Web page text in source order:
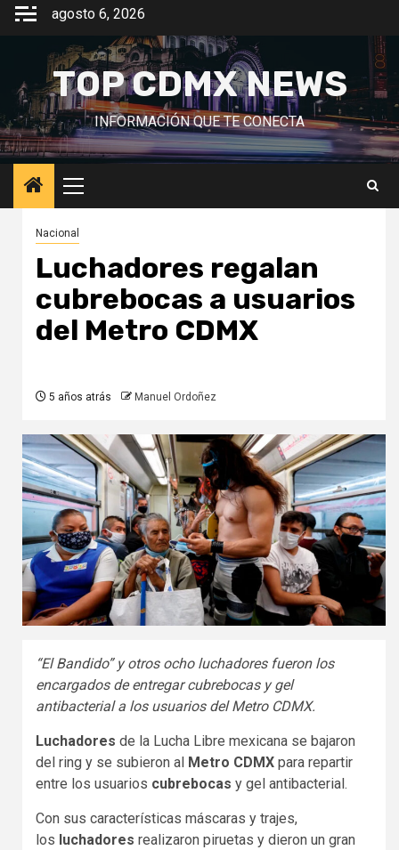
Saltar
contenido
agosto 6, 2026
TOP CDMX NEWS
INFORMACIÓN QUE TE CONECTA
Menú
principal
Nacional
Luchadores regalan
cubrebocas a usuarios
del Metro CDMX
5 años atrás Manuel Ordoñez
“El Bandido” y otros ocho luchadores fueron los
encargados de entregar cubrebocas y gel
antibacterial a los usuarios del Metro CDMX.
Luchadores de la Lucha Libre mexicana se bajaron
del ring y se subieron al Metro CDMX para repartir
entre los usuarios cubrebocas y gel antibacterial.
Con sus características máscaras y trajes,
los luchadores realizaron piruetas y dieron un gran